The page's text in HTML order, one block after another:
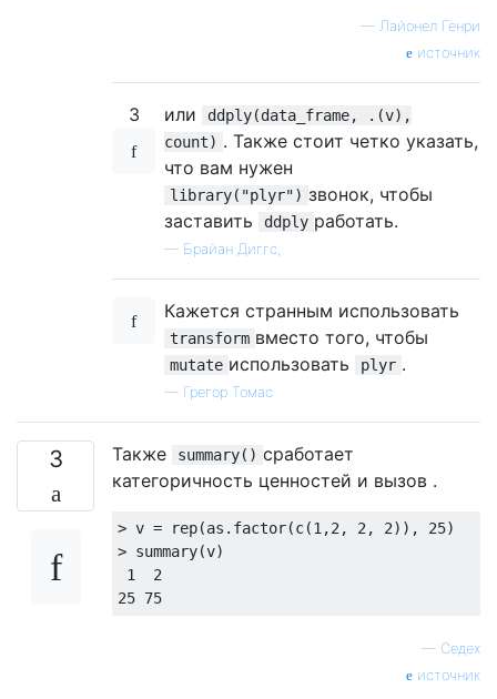
— Лайонел Генри
источник
3 или
ddply(data_frame, .(v),
count) . Также стоит четко указать,
что вам нужен
library("plyr") звонок, чтобы
заставить
ddply работать.
— Брайан Диггс,
Кажется странным использовать
transform вместо того, чтобы
mutate использовать plyr .
— Грегор Томас
3 Также summary() сработает
категоричность ценностей и вызов .
> v = rep(as.factor(c(1 ,2 , 2 , 2)), 25)
> summary(v)
1
2
25 75
— Седех
источник